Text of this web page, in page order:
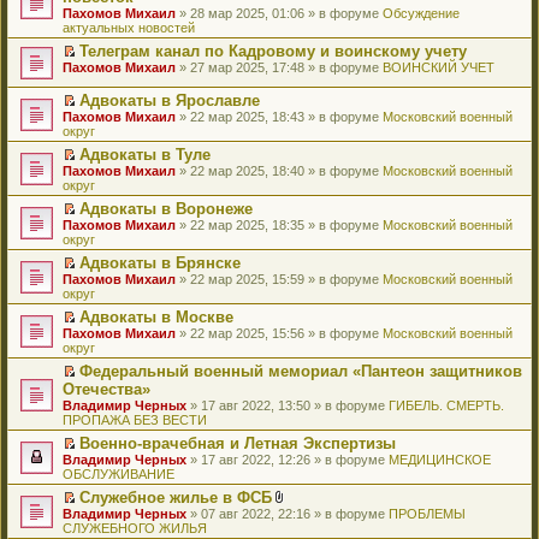
ю
щ
е
н
и
ю
о
о
б
щ
е
н
и
ю
о
м
у
с
о
б
щ
е
н
и
ю
а
н
н
м
у
с
о
о
б
щ
е
н
и
ю
о
ч
и
а
н
н
о
м
у
с
о
о
б
щ
е
н
и
ю
н
е
п
о
и
т
а
н
н
о
м
у
с
о
о
б
щ
е
н
и
ю
в
о
м
у
н
п
р
о
ч
и
т
а
н
н
о
м
у
с
о
о
б
щ
е
н
и
ю
п
е
р
о
м
у
н
е
п
р
о
ч
и
т
а
н
н
о
м
у
с
о
о
б
щ
е
н
и
ю
е
р
е
й
т
к
п
е
р
в
о
м
у
н
е
п
р
о
ч
и
т
а
н
н
о
м
у
с
о
о
б
щ
е
н
и
ю
Пахомов Михаил » 28 мар 2025, 01:06 » в форуме Обсуждение
актуальных новостей
П
р
е
й
т
и
к
п
е
р
в
о
м
у
н
е
п
р
о
ч
и
а
н
н
о
м
у
с
о
о
б
Телеграм канал по Кадровому и воинскому учету
Пахомов Михаил » 27 мар 2025, 17:48 » в форуме ВОИНСКИЙ УЧЕТ
П
е
р
е
й
т
и
к
п
е
р
в
о
м
у
н
е
п
р
о
ч
и
т
а
н
н
о
м
у
с
Адвокаты в Ярославле
Пахомов Михаил » 22 мар 2025, 18:43 » в форуме Московский военный
округ
П
е
р
е
й
т
и
к
п
е
р
в
о
м
у
н
е
п
р
о
ч
и
т
а
н
н
Адвокаты в Туле
Пахомов Михаил » 22 мар 2025, 18:40 » в форуме Московский военный
округ
П
е
р
е
й
т
и
к
п
е
р
в
о
м
у
н
е
п
р
о
ч
и
Адвокаты в Воронеже
Пахомов Михаил » 22 мар 2025, 18:35 » в форуме Московский военный
округ
П
е
р
е
й
т
и
к
п
е
р
в
о
м
у
н
е
п
р
Адвокаты в Брянске
Пахомов Михаил » 22 мар 2025, 15:59 » в форуме Московский военный
округ
П
е
р
е
й
т
и
к
п
е
р
в
о
м
у
Адвокаты в Москве
Пахомов Михаил » 22 мар 2025, 15:56 » в форуме Московский военный
округ
П
е
р
е
й
т
и
к
п
е
р
Федеральный военный мемориал «Пантеон защитников
Отечества»
Владимир Черных » 17 авг 2022, 13:50 » в форуме ГИБЕЛЬ. СМЕРТЬ.
ПРОПАЖА БЕЗ ВЕСТИ
П
е
р
е
й
т
Военно-врачебная и Летная Экспертизы
Владимир Черных » 17 авг 2022, 12:26 » в форуме МЕДИЦИНСКОЕ
ОБСЛУЖИВАНИЕ
П
е
Служебное жилье в ФСБ
В
Владимир Черных » 07 авг 2022, 22:16 » в форуме ПРОБЛЕМЫ
СЛУЖЕБНОГО ЖИЛЬЯ